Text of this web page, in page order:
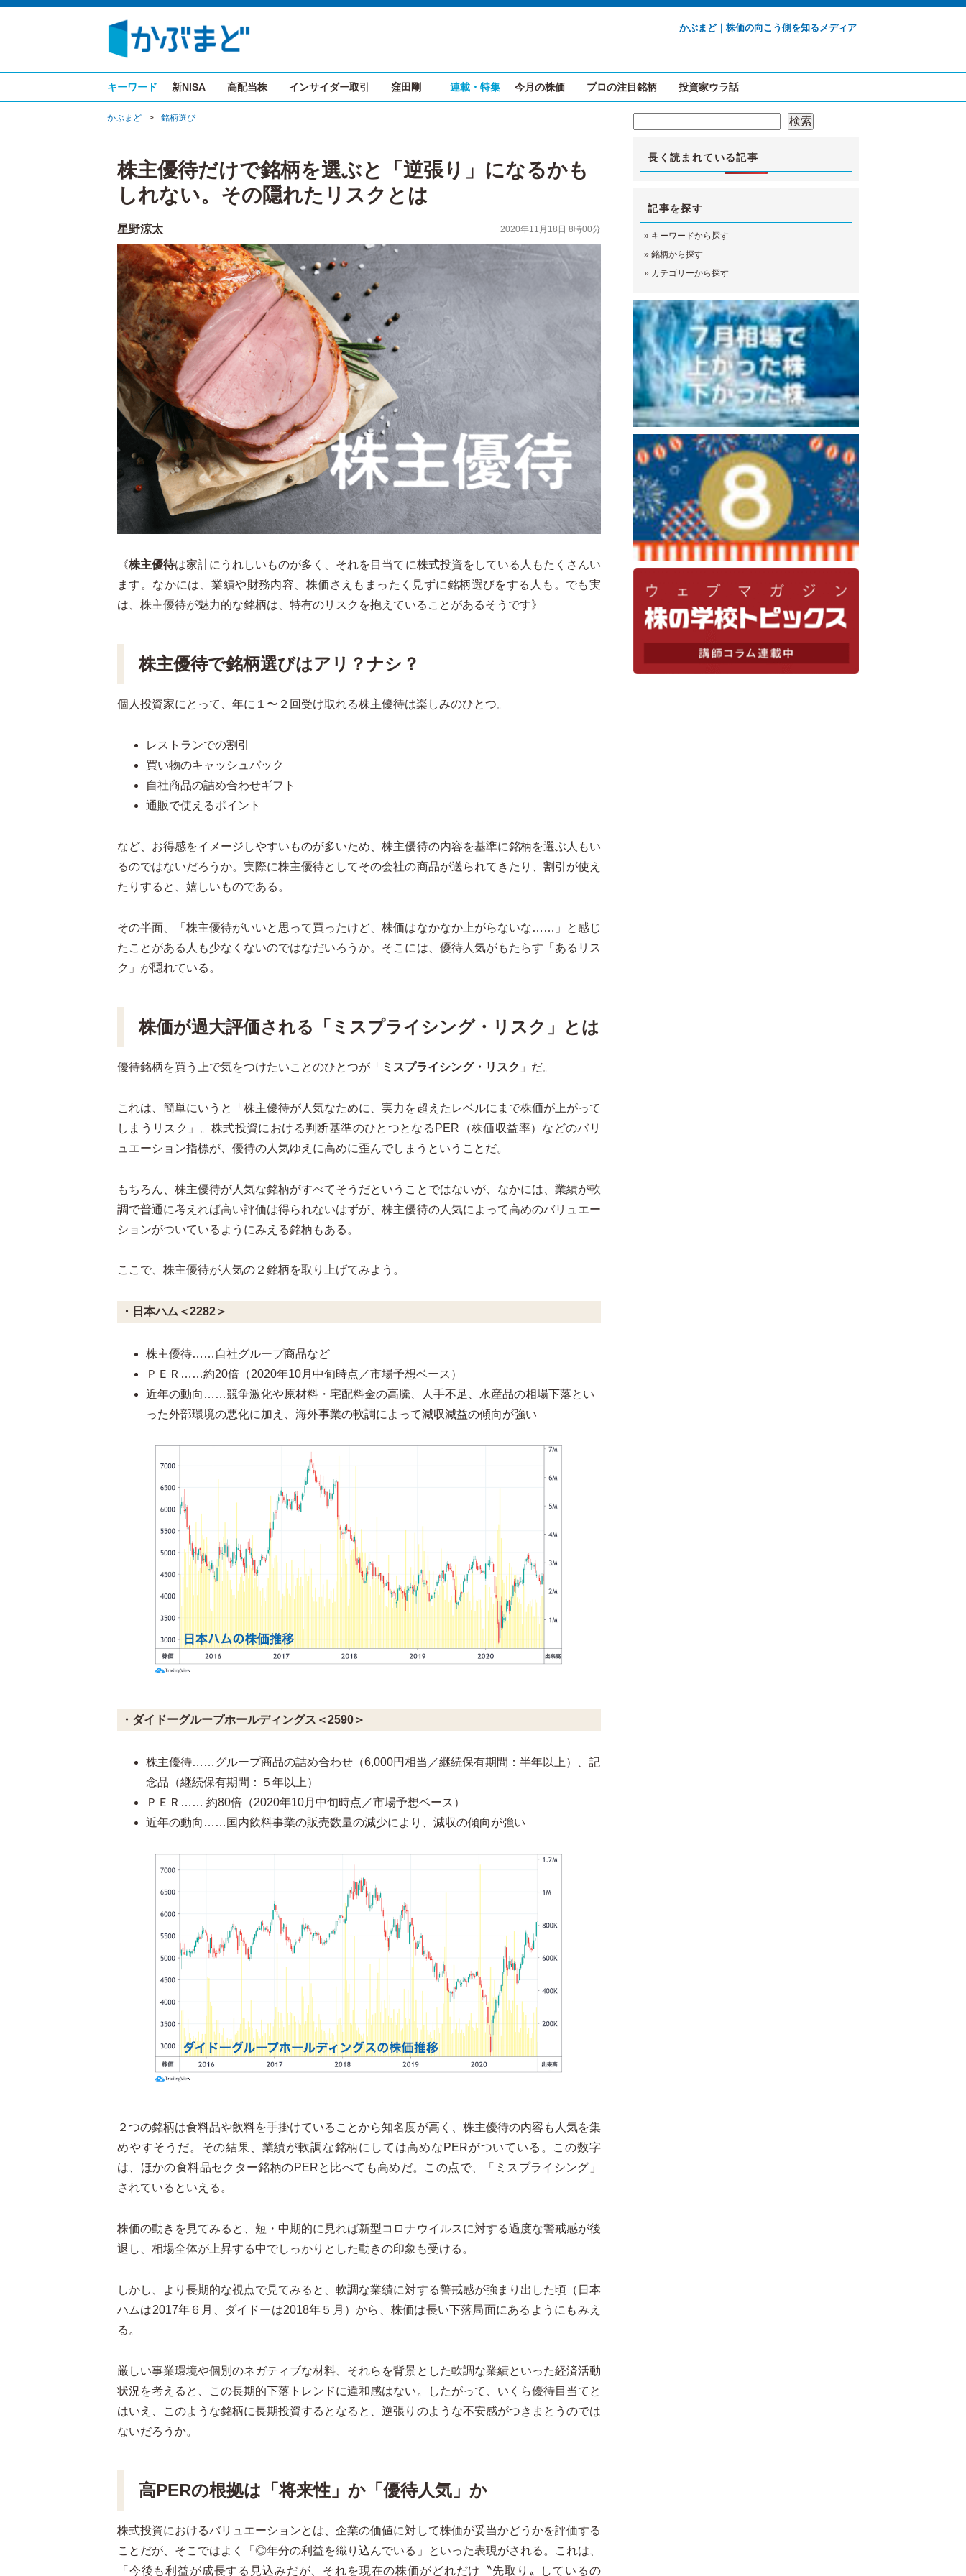
かぶまど｜株価の向こう側を知るメディア
キーワード 新NISA 高配当株 インサイダー取引 窪田剛 連載・特集 今月の株価 プロの注目銘柄 投資家ウラ話
かぶまど > 銘柄選び
株主優待だけで銘柄を選ぶと「逆張り」になるかも
しれない。その隠れたリスクとは
星野涼太 2020年11月18日 8時00分
《株主優待は家計にうれしいものが多く、それを目当てに株式投資をしている人もたくさんい
ます。なかには、業績や財務内容、株価さえもまったく見ずに銘柄選びをする人も。でも実
は、株主優待が魅力的な銘柄は、特有のリスクを抱えていることがあるそうです》
株主優待で銘柄選びはアリ？ナシ？
個人投資家にとって、年に１〜２回受け取れる株主優待は楽しみのひとつ。
レストランでの割引
買い物のキャッシュバック
自社商品の詰め合わせギフト
通販で使えるポイント
など、お得感をイメージしやすいものが多いため、株主優待の内容を基準に銘柄を選ぶ人もい
るのではないだろうか。実際に株主優待としてその会社の商品が送られてきたり、割引が使え
たりすると、嬉しいものである。
その半面、「株主優待がいいと思って買ったけど、株価はなかなか上がらないな……」と感じ
たことがある人も少なくないのではなだいろうか。そこには、優待人気がもたらす「あるリス
ク」が隠れている。
株価が過大評価される「ミスプライシング・リスク」とは
優待銘柄を買う上で気をつけたいことのひとつが「 ミスプライシング・リスク 」だ。
これは、簡単にいうと「株主優待が人気なために、実力を超えたレベルにまで株価が上がって
しまうリスク」。株式投資における判断基準のひとつとなるPER（株価収益率）などのバリ
ュエーション指標が、優待の人気ゆえに高めに歪んでしまうということだ。
もちろん、株主優待が人気な銘柄がすべてそうだということではないが、なかには、業績が軟
調で普通に考えれば高い評価は得られないはずが、株主優待の人気によって高めのバリュエー
ションがついているようにみえる銘柄もある。
ここで、株主優待が人気の２銘柄を取り上げてみよう。
・日本ハム ＜2282＞
株主優待……自社グループ商品など
ＰＥＲ……約20倍（2020年10月中旬時点／市場予想ベース）
近年の動向……競争激化や原材料・宅配料金の高騰、人手不足、水産品の相場下落とい
った外部環境の悪化に加え、海外事業の軟調によって減収減益の傾向が強い
・ダイドーグループホールディングス＜2590＞
株主優待……グループ商品の詰め合わせ（6,000円相当／継続保有期間：半年以上）、記
念品（継続保有期間：５年以上）
ＰＥＲ…… 約80倍（2020年10月中旬時点／市場予想ベース）
近年の動向……国内飲料事業の販売数量の減少により、減収の傾向が強い
２つの銘柄は食料品や飲料を手掛けていることから知名度が高く、株主優待の内容も人気を集
めやすそうだ。その結果、業績が軟調な銘柄にしては高めなPERがついている。この数字
は、ほかの食料品セクター銘柄のPERと比べても高めだ。この点で、「ミスプライシング」
されているといえる。
株価の動きを見てみると、短・中期的に見れば新型コロナウイルスに対する過度な警戒感が後
退し、相場全体が上昇する中でしっかりとした動きの印象も受ける。
しかし、より長期的な視点で見てみると、軟調な業績に対する警戒感が強まり出した頃（日本
ハムは2017年６月、ダイドーは2018年５月）から、株価は長い下落局面にあるようにもみえ
る。
厳しい事業環境や個別のネガティブな材料、それらを背景とした軟調な業績といった経済活動
状況を考えると、この長期的下落トレンドに違和感はない。したがって、いくら優待目当てと
はいえ、このような銘柄に長期投資するとなると、逆張りのような不安感がつきまとうのでは
ないだろうか。
高PERの根拠は「将来性」か「優待人気」か
株式投資におけるバリュエーションとは、企業の価値に対して株価が妥当かどうかを評価する
ことだが、そこではよく「◎年分の利益を織り込んでいる」といった表現がされる。これは、
「今後も利益が成長する見込みだが、それを現在の株価がどれだけ〝先取り〟しているの
検索
長く読まれている記事
記事を探す
» キーワードから探す
»銘柄から探す
» カテゴリーから探す